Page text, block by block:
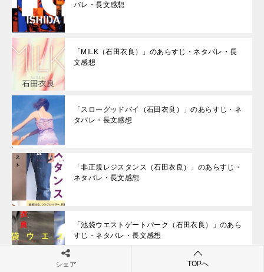
バレ・長文感想
「MILK（石田衣良）」のあらすじ・ネタバレ・長
文感想
「スローグッドバイ（石田衣良）」のあらすじ・ネ
タバレ・長文感想
「非正規レジスタンス（石田衣良）」のあらすじ・
ネタバレ・長文感想
「池袋ウエストゲートパーク（石田衣良）」のあら
すじ・ネタバレ・長文感想
シェア TOPへ